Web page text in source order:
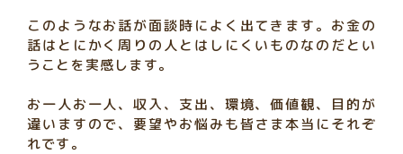
このようなお話が面談時によく出てきます。お金の
話はとにかく周りの人とはしにくいものなのだとい
うことを実感します。
お一人お一人、収入、支出、環境、価値観、目的が
違いますので、要望やお悩みも皆さま本当にそれぞ
れです。